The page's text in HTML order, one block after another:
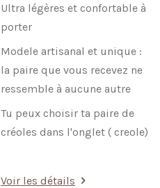
Ultra légères et confortable à
porter
Modele artisanal et unique :
la paire que vous recevez ne
ressemble à aucune autre
Tu peux choisir ta paire de
créoles dans l'onglet ( creole)
Voir les détails